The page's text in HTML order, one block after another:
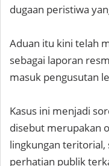
dugaan peristiwa
Aduan itu kini telah
sebagai laporan
masuk pengusutan
Kasus ini menjadi
disebut merupakan
lingkungan teritorial,
perhatian publik